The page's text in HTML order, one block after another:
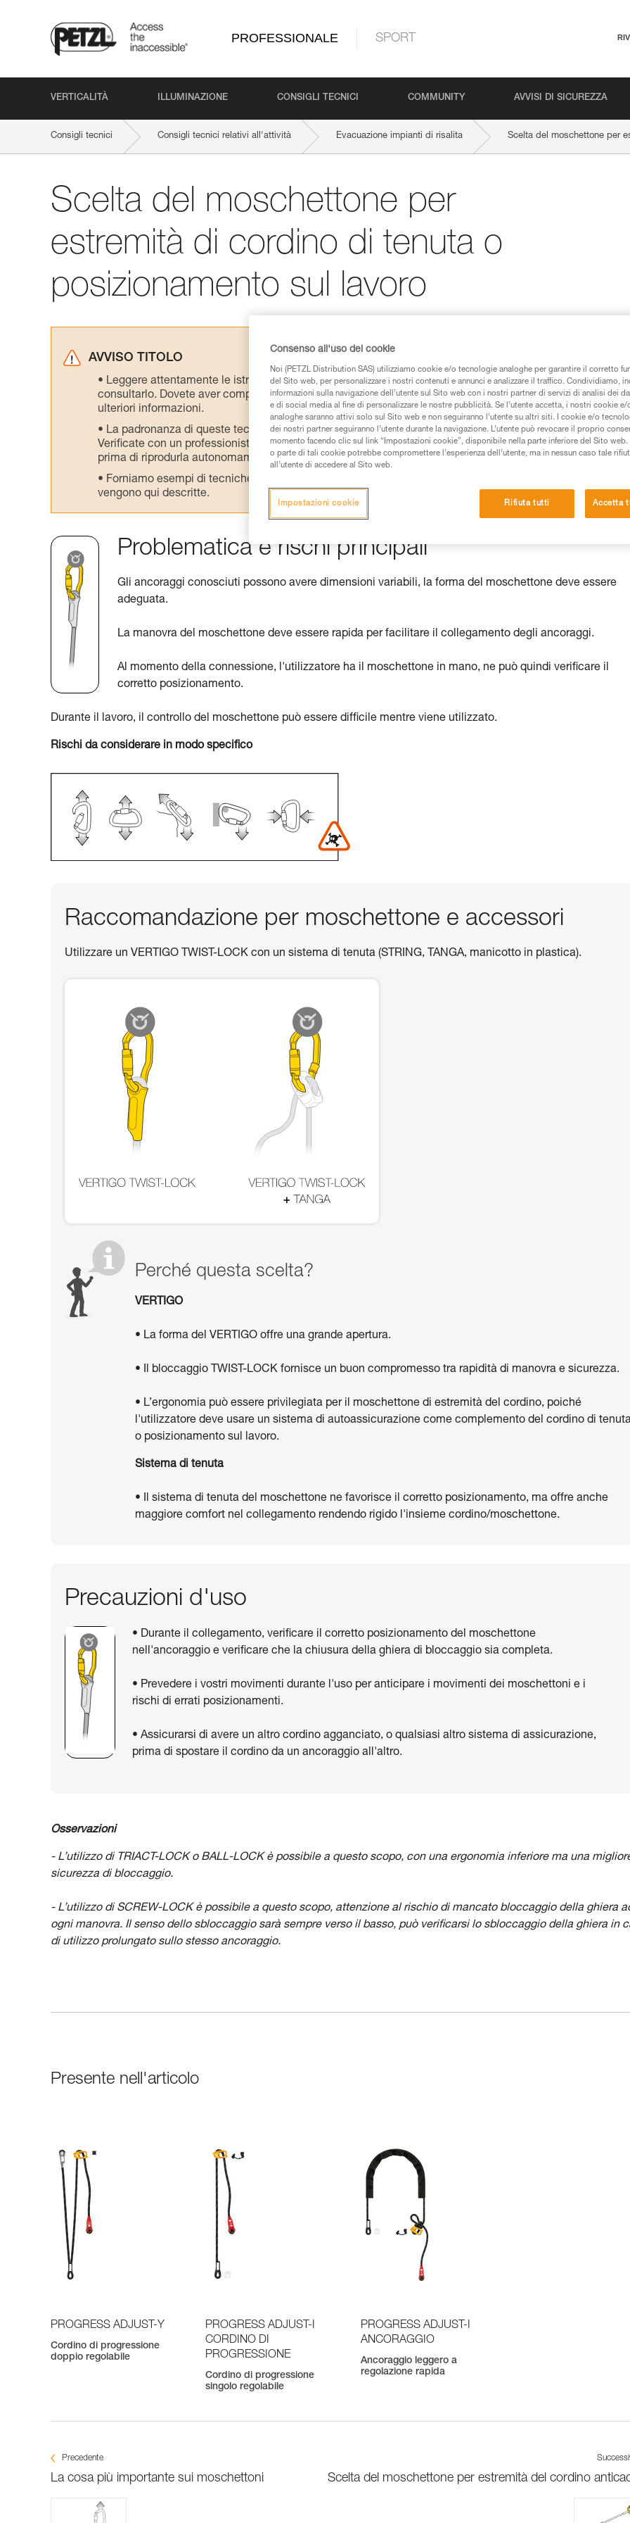
PROFESSIONALE SPORT
VERTICALITÀ ILLUMINAZIONE CONSIGLI TECNICI COMMUNITY AVVISI DI SICUREZZA
Consigli tecnici Consigli tecnici relativi all'attività Evacuazione impianti di risalita Scelta del moschettone per
Scelta del moschettone per
estremità di cordino di tenuta o
posizionamento sul lavoro
AVVISO TITOLO
Leggere attentamente le istruzioni tecniche dei prodotti utilizzati in questo consiglio prima di
consultarlo. Dovete aver compreso le informazioni dell’istruzione tecnica per poter capire queste
ulteriori informazioni.
La padronanza di queste tecniche richiede una formazione ed un addestramento specifico.
Verificate con un professionista la vostra capacità di rifare la manovra, da soli, in piena sicurezza,
prima di riprodurla autonomamente.
Forniamo esempi di tecniche relative alla vostra attività. Ne possono esistere altre che non
vengono qui descritte.
Problematica e rischi principali
Gli ancoraggi conosciuti possono avere dimensioni variabili, la forma del moschettone deve essere
adeguata.
La manovra del moschettone deve essere rapida per facilitare il collegamento degli ancoraggi.
Al momento della connessione, l'utilizzatore ha il moschettone in mano, ne può quindi verificare il
corretto posizionamento.
Durante il lavoro, il controllo del moschettone può essere difficile mentre viene utilizzato.
Rischi da considerare in modo specifico
Raccomandazione per moschettone e accessori
Utilizzare un VERTIGO TWIST-LOCK con un sistema di tenuta (STRING, TANGA, manicotto in plastica).
Perché questa scelta?
VERTIGO
• La forma del VERTIGO offre una grande apertura.
• Il bloccaggio TWIST-LOCK fornisce un buon compromesso tra rapidità di manovra e sicurezza.
• L’ergonomia può essere privilegiata per il moschettone di estremità del cordino, poiché
l'utilizzatore deve usare un sistema di autoassicurazione come complemento del cordino di
o posizionamento sul lavoro.
Sistema di tenuta
• Il sistema di tenuta del moschettone ne favorisce il corretto posizionamento, ma offre anche
maggiore comfort nel collegamento rendendo rigido l'insieme cordino/moschettone.
Precauzioni d'uso
• Durante il collegamento, verificare il corretto posizionamento del moschettone
nell'ancoraggio e verificare che la chiusura della ghiera di bloccaggio sia completa.
• Prevedere i vostri movimenti durante l'uso per anticipare i movimenti dei moschettoni e i
rischi di errati posizionamenti.
• Assicurarsi di avere un altro cordino agganciato, o qualsiasi altro sistema di assicurazione,
prima di spostare il cordino da un ancoraggio all'altro.
Osservazioni
- L’utilizzo di TRIACT-LOCK o BALL-LOCK è possibile a questo scopo, con una ergonomia inferiore ma una
sicurezza di bloccaggio.
- L’utilizzo di SCREW-LOCK è possibile a questo scopo, attenzione al rischio di mancato bloccaggio della ghiera
ogni manovra. Il senso dello sbloccaggio sarà sempre verso il basso, può verificarsi lo sbloccaggio della ghiera in
di utilizzo prolungato sullo stesso ancoraggio.
Presente nell'articolo
PROGRESS ADJUST-Y
Cordino di progressione
doppio regolabile
PROGRESS ADJUST-I
CORDINO DI
PROGRESSIONE
Cordino di progressione
singolo regolabile
PROGRESS ADJUST-I
ANCORAGGIO
Ancoraggio leggero a
regolazione rapida
Precedente
La cosa più importante sui moschettoni Scelta del moschettone per estremità del cordino
Consenso all'uso dei cookie
Noi (PETZL Distribution SAS) utilizziamo cookie e/o tecnologie analoghe per garantire il corretto
del Sito web, per personalizzare i nostri contenuti e annunci e analizzare il traffico. Condividiamo,
informazioni sulla navigazione dell’utente sul Sito web con i nostri partner di servizi di analisi dei
e di social media al fine di personalizzare le nostre pubblicità. Se l’utente accetta, i nostri cookie
analoghe saranno attivi solo sul Sito web e non seguiranno l’utente su altri siti. I cookie e/o
dei nostri partner seguiranno l’utente durante la navigazione. L’utente può revocare il proprio
momento facendo clic sul link “Impostazioni cookie”, disponibile nella parte inferiore del Sito
o parte di tali cookie potrebbe compromettere l’esperienza dell’utente, ma in nessun caso tale
all’utente di accedere al Sito web.
Rifiuta tutti Accetta
Impostazioni cookie